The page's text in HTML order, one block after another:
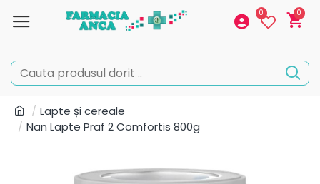
0 0
Lapte și cereale
Nan Lapte Praf 2 Comfortis 800g